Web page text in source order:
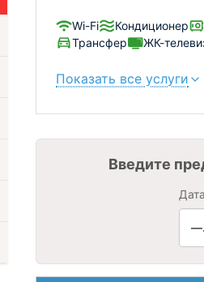
Wi-Fi Кондиционер
Трансфер
ЖК-
Показать все услуги
Введите